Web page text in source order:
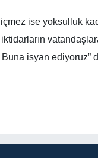
ise yoksulluk
isyan ediyoruz”